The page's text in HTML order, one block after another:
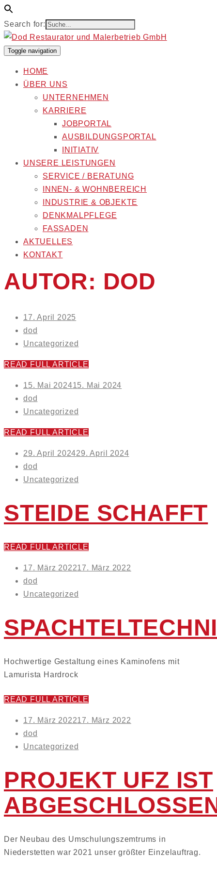
Search for:
Toggle navigation
HOME
ÜBER UNS
UNTERNEHMEN
KARRIERE
JOBPORTAL
AUSBILDUNGSPORTAL
INITIATIV
UNSERE LEISTUNGEN
SERVICE / BERATUNG
INNEN- & WOHNBEREICH
INDUSTRIE & OBJEKTE
DENKMALPFLEGE
FASSADEN
AKTUELLES
KONTAKT
AUTOR: DOD
Posted
on
17. April 2025
dod
Uncategorized
READ FULL ARTICLE
Posted
on
15. Mai 202415. Mai 2024
dod
Uncategorized
READ FULL ARTICLE
Posted
on
29. April 202429. April 2024
dod
Uncategorized
STEIDE SCHAFFT
READ FULL ARTICLE
Posted
on
17. März 202217. März 2022
dod
Uncategorized
Hochwertige Gestaltung eines Kaminofens mit
Lamurista Hardrock
READ FULL ARTICLE
Posted
on
17. März 202217. März 2022
dod
Uncategorized
PROJEKT UFZ IST
Der Neubau des Umschulungszemtrums in
Niederstetten war 2021 unser größter Einzelauftrag.